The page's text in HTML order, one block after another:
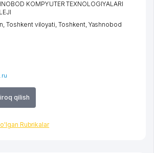
qilish
Rubrikalar
KOMPYUTER TEXNOLOGIYALARI
Toshkent viloyati,Toshkent, Yashnobod